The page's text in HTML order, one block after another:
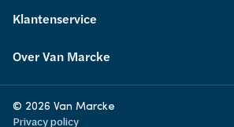
Klantenservice
Over Van Marcke
© 2026 Van Marcke
Privacy policy